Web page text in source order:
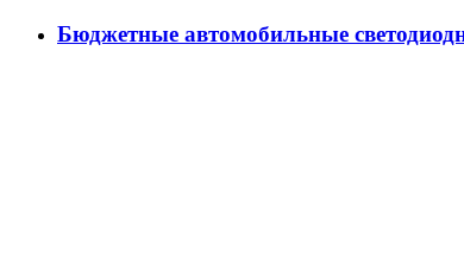
Бюджетные автомобильные